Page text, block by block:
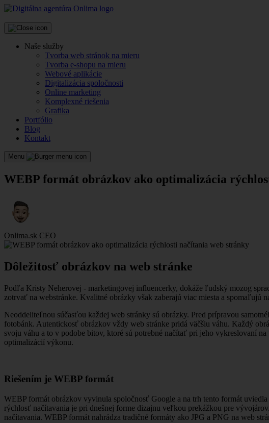
Naše služby
Tvorba web stránok na mieru
Tvorba e-shopu na mieru
Webové aplikácie
Digitalizácia spoločnosti
Online marketing
Komplexné riešenia
Grafika
Portfólio
Blog
Kontakt
Menu
WEBP formát obrázkov ako optimalizácia
Onlima.sk CEO
Dôležitosť obrázkov na web stránke
Podľa Kristy Neherovej - marketingovej influencerky, dokáže ľudský mozog
zotrvať na webstránke. Kvalitné obrázky však zaberajú viac miesta a spomaľujú
Neoddeliteľnou súčasťou každej web stránky sú obrázky. Pred prípravou
fotobánk. Autentickosť obrázkov vždy web stránke pridá väčšiu váhu. Každý
svoju váhu a to v podobe bitov, ktoré sú potrebné načítať pri jeho vykreslovaní
optimalizácií výkonu.
Riešením je WEBP formát
WEBP formát obrázkov vyvinula spoločnosť Google a na trh tento formát
rýchlosť načítavania je pri dnešnej forme dizajnu veľkou prekážkou pre
načítavania. WEBP formát nahrádza tradičné formáty ako JPG a PNG na web